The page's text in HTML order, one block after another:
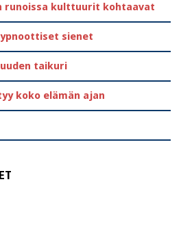
runoissa kulttuurit kohtaavat
sienet
taikuri
koko elämän ajan